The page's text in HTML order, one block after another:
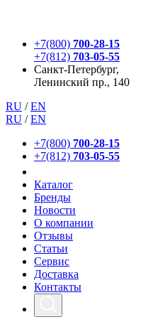
+7(800) 700-28-15
+7(812) 703-05-55
Санкт-Петербург,
Ленинский пр., 140
RU / EN
RU / EN
+7(800) 700-28-15
+7(812) 703-05-55
Каталог
Бренды
Новости
О компании
Отзывы
Статьи
Сервис
Доставка
Контакты